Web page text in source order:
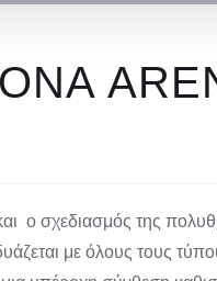
ο σχεδιασμός της
με όλους τους